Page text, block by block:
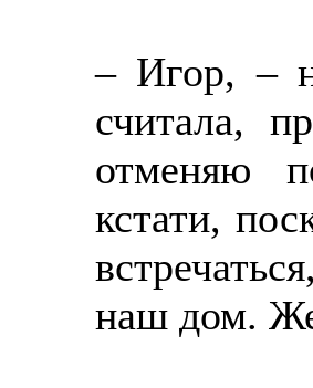
– Игор, –
считала,
отменяю
кстати,
наш дом.